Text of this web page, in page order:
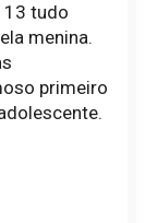
13 tudo
menina.
primeiro